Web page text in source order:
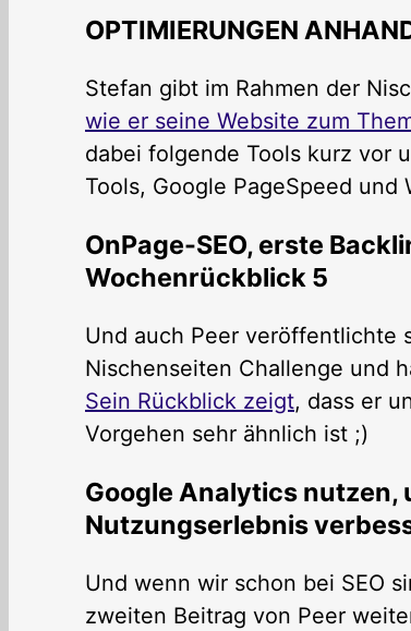
OPTIMIERUNGEN
Stefan gibt im Rahmen der
wie er seine Website zum
dabei folgende Tools kurz vor
Tools, Google PageSpeed und
OnPage-SEO, erste
Wochenrückblick 5
Und auch Peer veröffentlichte
Nischenseiten Challenge und
Sein Rückblick zeigt, dass er
Vorgehen sehr ähnlich ist ;)
Google Analytics nutzen,
Nutzungserlebnis
Und wenn wir schon bei SEO
zweiten Beitrag von Peer